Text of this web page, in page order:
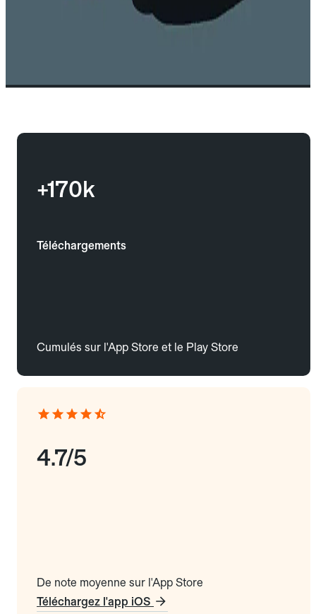
+170k
Téléchargements
Cumulés sur l'App Store et le Play Store
4.7/5
De note moyenne sur l'App Store
Téléchargez l'app iOS